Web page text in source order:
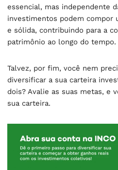
essencial, mas independente
investimentos podem compor
e sólida, contribuindo para a
patrimônio ao longo do tempo.
Talvez, por fim, você nem
diversificar a sua carteira
dois? Avalie as suas metas, e
sua carteira.